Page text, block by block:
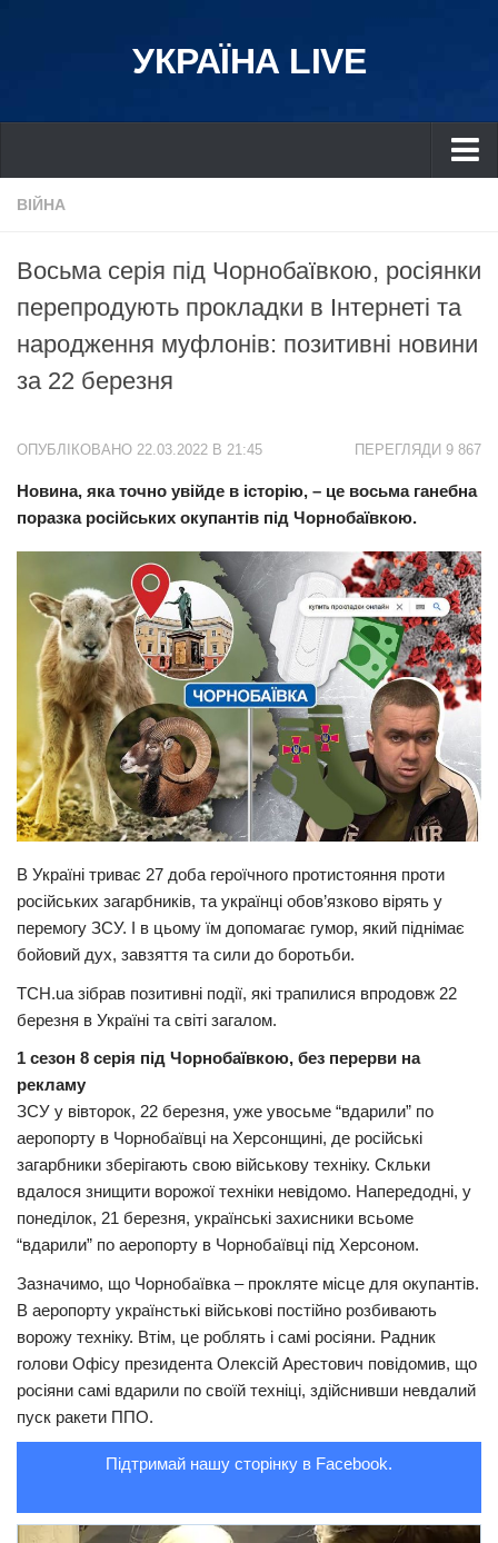
УКРАЇНА LIVE
Україна
Дніпро
Львів
Івано-Франківськ
Харків
Одеса
Схід
Прикарпаття
Політика
Світ
Цікаво
Наука
Технології
Історії
Рецепти
Привітання
Події
Кримінал
Трагедії
Курйози
Суспільство
Культура
Шоу-біз
#Війна
ВІЙНА
Восьма серія під Чорнобаївкою, росіянки
перепродують прокладки в Інтернеті та
народження муфлонів: позитивні новини
за 22 березня
ПЕРЕГЛЯДИ 9 867
ОПУБЛІКОВАНО 22.03.2022 В 21:45
Новина, яка точно увійде в історію, – це восьма ганебна
поразка російських окупантів під Чорнобаївкою.
В Україні триває 27 доба героїчного протистояння проти
російських загарбників, та українці обов’язково вірять у
перемогу ЗСУ. І в цьому їм допомагає гумор, який піднімає
бойовий дух, завзяття та сили до боротьби.
ТСН.ua зібрав позитивні події, які трапилися впродовж 22
березня в Україні та світі загалом.
1 сезон 8 серія під Чорнобаївкою, без перерви на
рекламу
ЗСУ у вівторок, 22 березня, уже увосьме “вдарили” по
аеропорту в Чорнобаївці на Херсонщині, де російські
загарбники зберігають свою військову техніку. Скльки
вдалося знищити ворожої техніки невідомо. Напередодні, у
понеділок, 21 березня, українські захисники всьоме
“вдарили” по аеропорту в Чорнобаївці під Херсоном.
Зазначимо, що Чорнобаївка – прокляте місце для окупантів.
В аеропорту українстькі військові постійно розбивають
ворожу техніку. Втім, це роблять і самі росіяни. Радник
голови Офісу президента Олексій Арестович повідомив, що
росіяни самі вдарили по своїй техніці, здійснивши невдалий
пуск ракети ППО.
Підтримай нашу сторінку в Facebook.